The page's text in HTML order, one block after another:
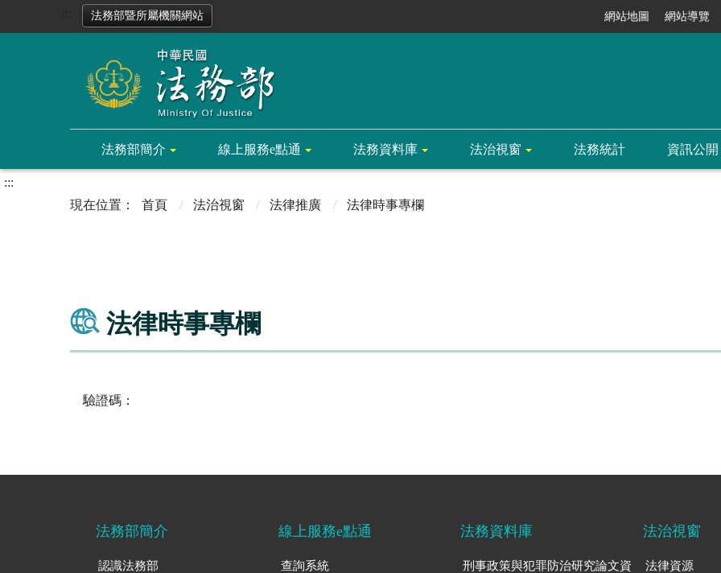
法務部暨所屬機關網站 網站地圖 網站導覽
法務部簡介 線上服務e點通 法務資料庫 法治視窗 法務統計 資訊公開
:::
首頁
法治視窗 法律推廣 法律時事專欄
法律時事專欄
驗證碼：
法務部簡介
認識法務部
線上服務e點通
查詢系統
法務資料庫
刑事政策與犯罪防治研究論文資
法治視窗
法律資源